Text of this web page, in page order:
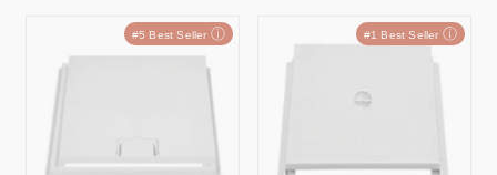
#5 Best Seller ⓘ #1 Best Seller ⓘ